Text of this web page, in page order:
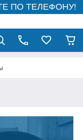
ПО ТЕЛЕФОНУ!